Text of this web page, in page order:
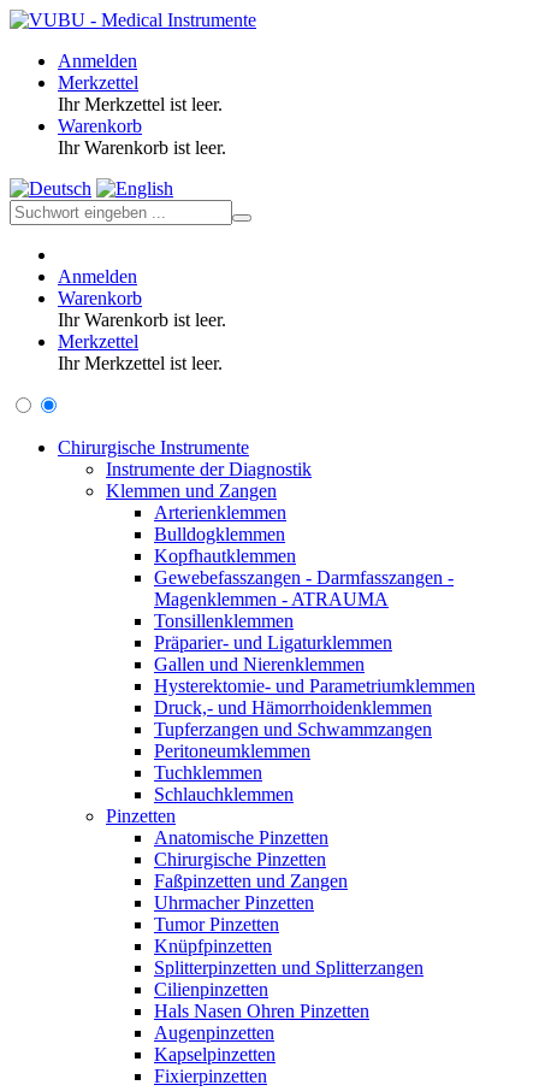
Anmelden
Merkzettel
Ihr Merkzettel ist leer.
Warenkorb
Ihr Warenkorb ist leer.
Anmelden
Warenkorb
Ihr Warenkorb ist leer.
Merkzettel
Ihr Merkzettel ist leer.
Chirurgische Instrumente
Instrumente der Diagnostik
Klemmen und Zangen
Arterienklemmen
Bulldogklemmen
Kopfhautklemmen
Gewebefasszangen - Darmfasszangen -
Magenklemmen - ATRAUMA
Tonsillenklemmen
Präparier- und Ligaturklemmen
Gallen und Nierenklemmen
Hysterektomie- und Parametriumklemmen
Druck,- und Hämorrhoidenklemmen
Tupferzangen und Schwammzangen
Peritoneumklemmen
Tuchklemmen
Schlauchklemmen
Pinzetten
Anatomische Pinzetten
Chirurgische Pinzetten
Faßpinzetten und Zangen
Uhrmacher Pinzetten
Tumor Pinzetten
Knüpfpinzetten
Splitterpinzetten und Splitterzangen
Cilienpinzetten
Hals Nasen Ohren Pinzetten
Augenpinzetten
Kapselpinzetten
Fixierpinzetten